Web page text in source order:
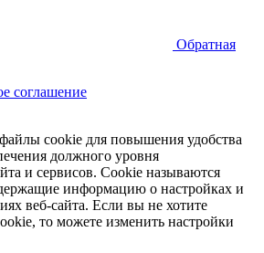
Обратная
соглашение
cookie для повышения удобства
должного уровня
и сервисов. Cookie называются
информацию о настройках и
веб-сайта. Если вы не хотите
то можете изменить настройки